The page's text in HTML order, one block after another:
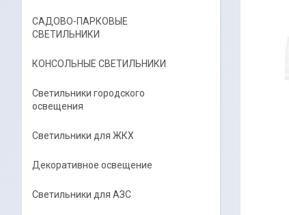
САДОВО-ПАРКОВЫЕ
СВЕТИЛЬНИКИ
КОНСОЛЬНЫЕ СВЕТИЛЬНИКИ
Светильники городского
освещения
Светильники для ЖКХ
Декоративное освещение
Светильники для АЗС